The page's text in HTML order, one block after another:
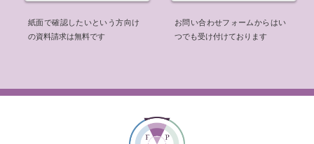
紙面で確認したいという方向け
の資料請求は無料です
お問い合わせフォームからはい
つでも受け付けております